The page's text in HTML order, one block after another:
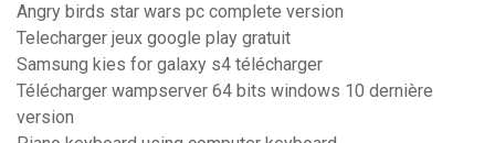
Angry birds star wars pc complete version
Telecharger jeux google play gratuit
Samsung kies for galaxy s4 télécharger
Télécharger wampserver 64 bits windows 10 dernière
version